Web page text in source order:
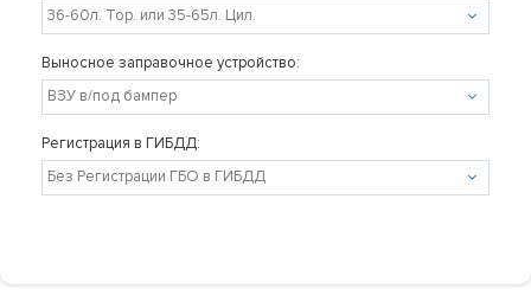
Выносное заправочное устройство:
Регистрация в ГИБДД: